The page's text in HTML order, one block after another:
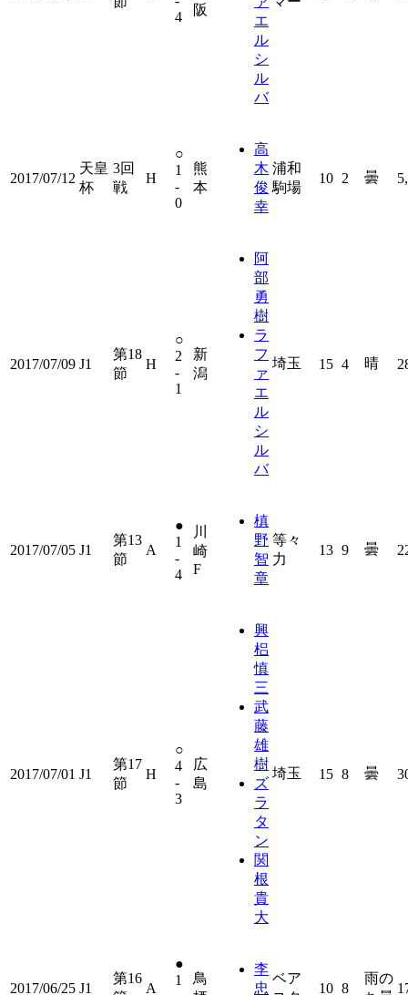
4
阪
エ
ル
シ
ル
バ
2017/07/12
天皇
杯
3回
戦
H
○
1
-
0
熊
本
高
木
俊
幸
浦和
駒場
10 2 曇
2017/07/09 J1
第18
節
H
○
2
-
1
新
潟
阿
部
勇
樹
ラ
フ
ァ
エ
ル
シ
ル
バ
埼玉 15 4 晴
2017/07/05 J1
第13
節
A
●
1
-
4
川
崎
F
槙
野
智
章
等々
力
13 9 曇
2017/07/01 J1
第17
節
H
○
4
-
3
広
島
興
梠
慎
三
武
藤
雄
樹
ズ
ラ
タ
ン
関
根
貴
大
埼玉 15 8 曇
2017/06/25 J1
第16
A
●
1
鳥
李
忠
ベア
10 8
雨の